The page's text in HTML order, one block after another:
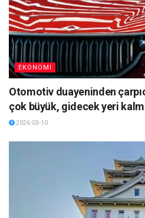
EKONOMI
Otomotiv duayeninden
çok büyük, gidecek yeri
2026-03-10